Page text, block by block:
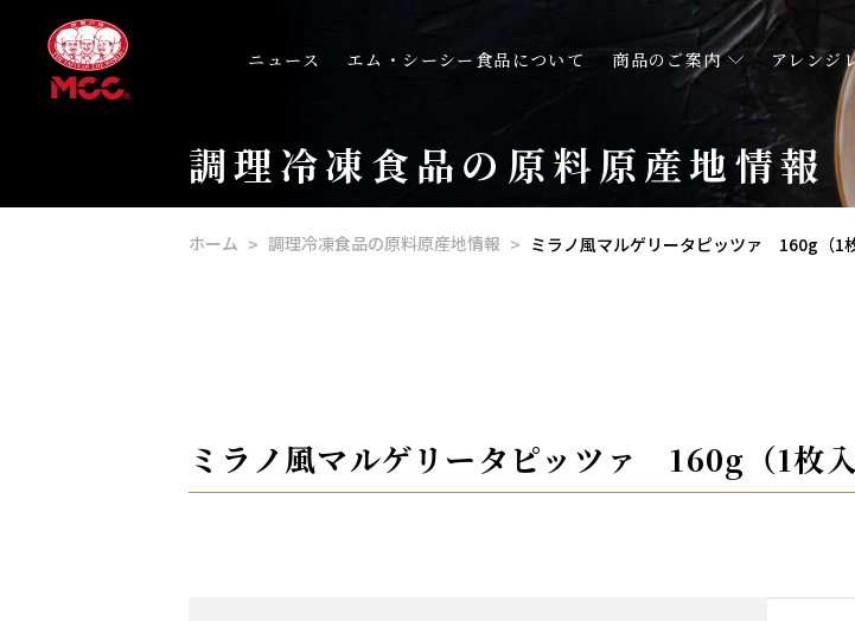
ニュース エム・シーシー食品について 商品のご案内 アレンジ
調理冷凍食品の原料原産地情報
ホーム 調理冷凍食品の原料原産地情報 ミラノ風マルゲリータピッツァ 160g（1
ミラノ風マルゲリータピッツァ 160g（1枚